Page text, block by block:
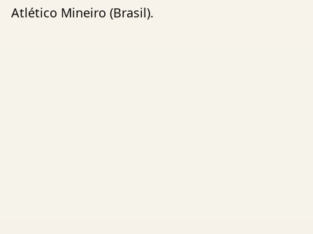
Atlético Mineiro (Brasil).